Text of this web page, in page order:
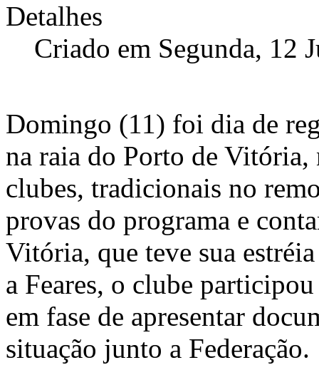
Detalhes
Criado em Segunda, 12
Domingo (11) foi dia de
na raia do Porto de Vitória,
clubes, tradicionais no
provas do programa e
Vitória, que teve sua
a Feares, o clube
em fase de apresentar
situação junto a Federação.